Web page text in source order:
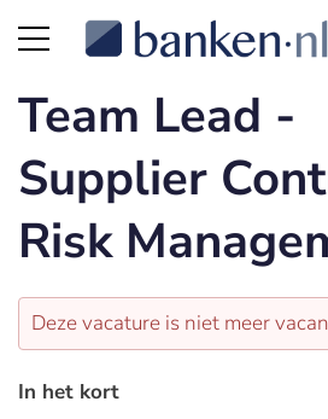
Team Lead -
Supplier
Risk
Deze vacature is niet meer
In het kort